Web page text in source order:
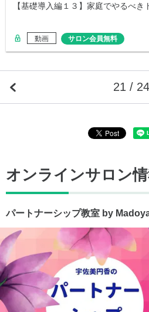
【基礎導入編１３】家庭でやるべき
動画 サロン会員無料
21 / 24
オンラインサロン
パートナーシップ教室 by